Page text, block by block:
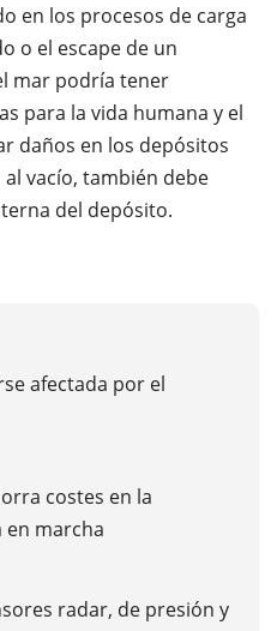
en los procesos de carga
o el escape de un
mar podría tener
para la vida humana y el
daños en los depósitos
vacío, también debe
del depósito.
afectada por el
costes en la
en marcha
radar, de presión y